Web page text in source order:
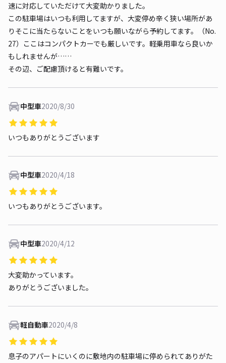
速に対応していただけて大変助かりました。
この駐車場はいつも利用してますが、大変停め辛く狭い場所があ
りそこに当たらないことをいつも願いながら予約してます。（No.
27）ここはコンパクトカーでも厳しいです。軽乗用車なら良いか
もしれませんが……
その辺、ご配慮頂けると有難いです。
中型車2020/8/30
いつもありがとうございます
中型車2020/4/18
いつもありがとうございます。
中型車2020/4/12
大変助かっています。
ありがとうございました。
軽自動車2020/4/8
息子のアパートにいくのに敷地内の駐車場に停められてありがた